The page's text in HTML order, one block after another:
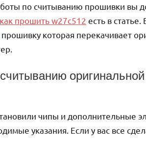
по считыванию прошивки вы
как прошить w27c512 есть в
, прошивку которая перекачивает
чипы и дополнительные
указания. Если у вас все